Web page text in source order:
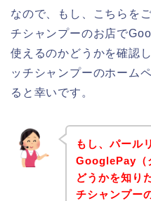
なので、もし、こちらを
チシャンプーのお店で
使えるのかどうかを確認
ッチシャンプーのホーム
ると幸いです。
もし、パール
GooglePay（
どうかを知り
チシャンプー